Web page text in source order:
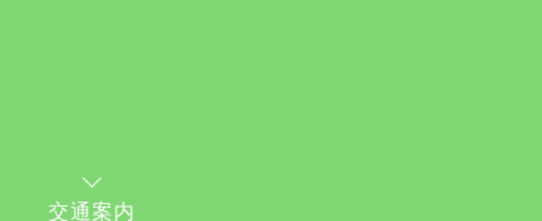
交通案内